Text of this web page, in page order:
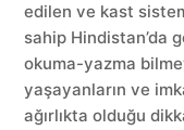
edilen ve kast
sahip Hindistan’da
okuma-yazma
yaşayanların ve
ağırlıkta olduğu